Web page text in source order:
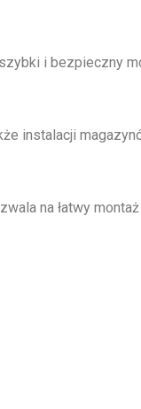
i bezpieczny
instalacji
na łatwy